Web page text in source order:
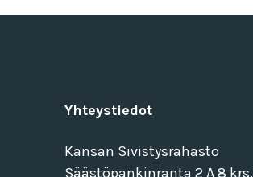
Yhteystiedot
Kansan Sivistysrahasto
Säästöpankinranta 2 A 8 krs.